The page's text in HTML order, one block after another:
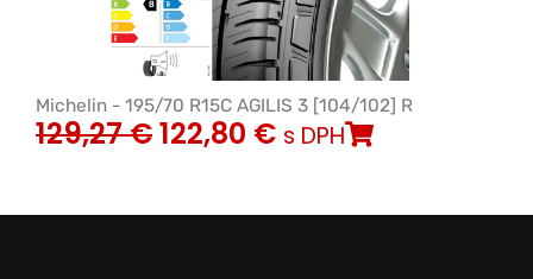
Michelin - 195/70 R15C AGILIS 3 [104/102] R
129,27€122,80 € s DPH